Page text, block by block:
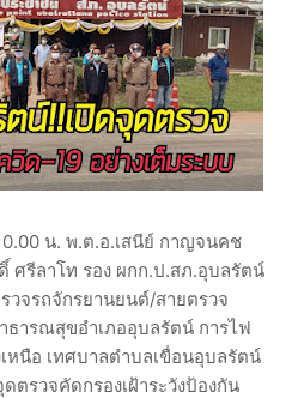
น. พ.ต.อ.เสนีย์ กาญจนคช
ศรีลาโท รอง ผกก.ป.สภ.อุบลรัตน์
วจรถจักรยานยนต์/สายตรวจ
ธารณสุขอำเภออุบลรัตน์ การไฟ
หนือ เทศบาลตำบลเขื่อนอุบลรัตน์
รวจคัดกรองเฝ้าระวังป้องกัน